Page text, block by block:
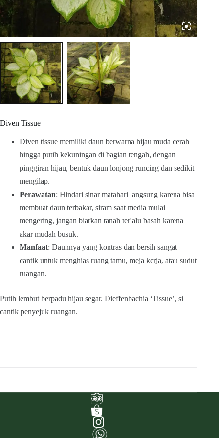
Diven Tissue
Diven tissue memiliki daun berwarna hijau muda cerah
hingga putih kekuningan di bagian tengah, dengan
pinggiran hijau, bentuk daun lonjong runcing dan sedikit
mengilap.
Perawatan: Hindari sinar matahari langsung karena bisa
membuat daun terbakar, siram saat media mulai
mengering, jangan biarkan tanah terlalu basah karena
akar mudah busuk.
Manfaat: Daunnya yang kontras dan bersih sangat
cantik untuk menghias ruang tamu, meja kerja, atau sudut
ruangan.
Putih lembut berpadu hijau segar. Dieffenbachia ‘Tissue’, si
cantik penyejuk ruangan.